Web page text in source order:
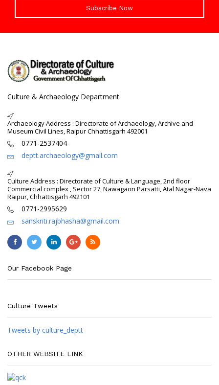
Subscribe Now
Culture & Archaeology Department.
Archaeology Address : Directorate of Archaeology, Archive and
Museum Civil Lines, Raipur Chhattisgarh 492001
0771-2537404
deptt.archaeology@gmail.com
Culture Address : Directorate of Culture & Language, 2nd floor
Commercial complex , Sector 27, Nawagaon Parsatti, Atal Nagar-Nava
Raipur, Chhattisgarh 492101
0771-2995629
sanskriti.rajbhasha@gmail.com
Our Facebook Page
Culture Tweets
Tweets by culture_deptt
OTHER WEBSITE LINK